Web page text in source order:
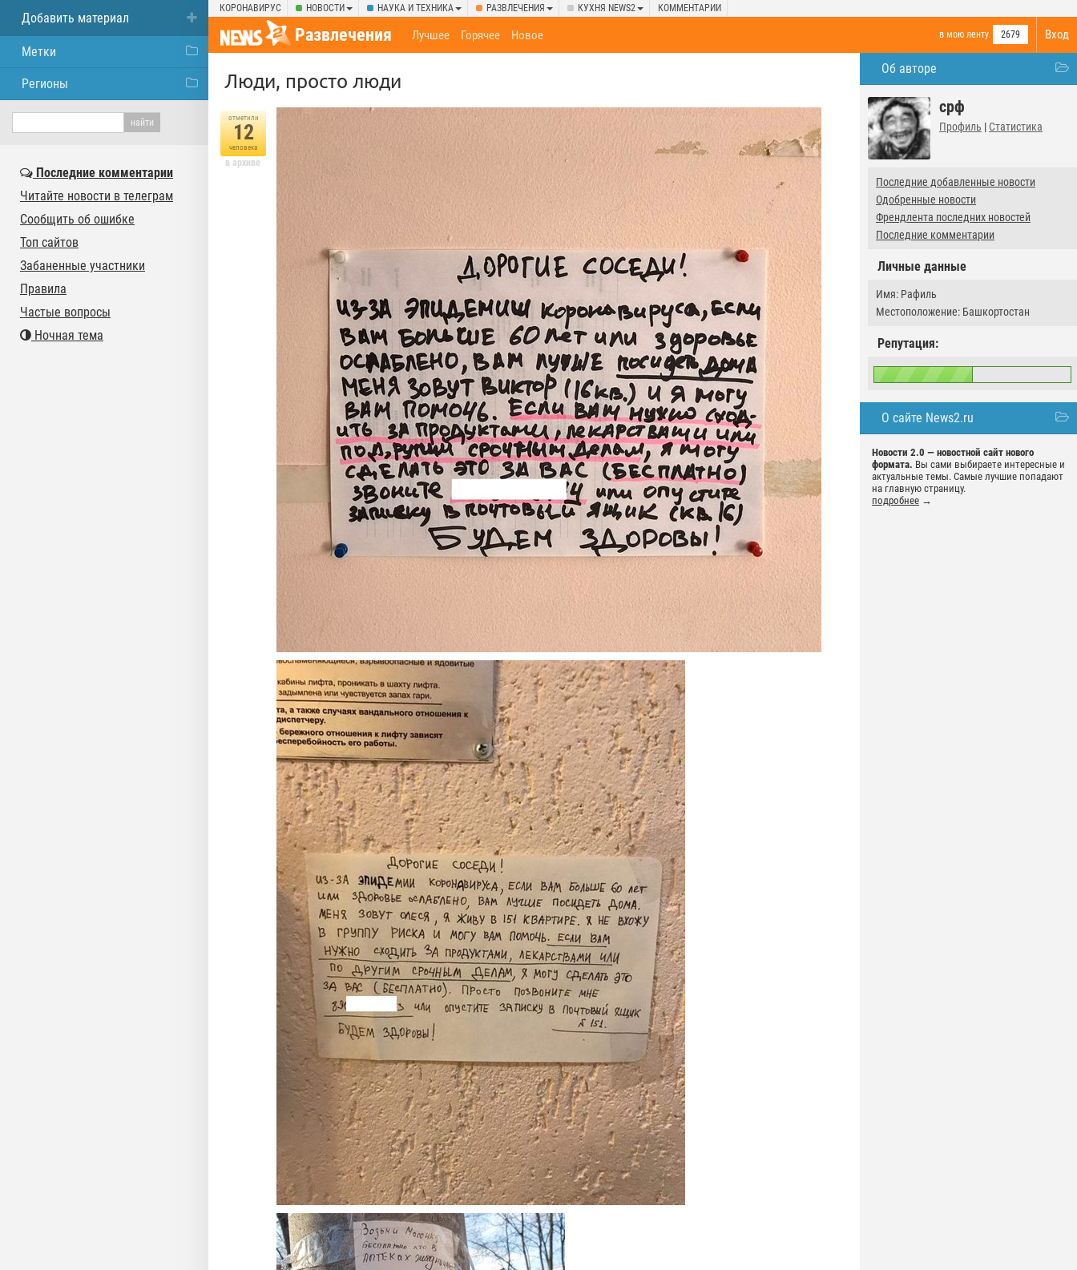
КОРОНАВИРУС НОВОСТИ НАУКА И ТЕХНИКА РАЗВЛЕЧЕНИЯ КУХНЯ NEWS2 КОММЕНТАРИИ
Вход
Развлечения в мою ленту 2679
Лучшее Горячее Новое
Об авторе
срф
Профиль | Статистика
Последние добавленные новости
Одобренные новости
Френдлента последних новостей
Последние комментарии
Личные данные
Имя: Рафиль
Местоположение: Башкортостан
Репутация:
О сайте News2.ru
Новости 2.0 — новостной сайт нового
формата. Вы сами выбираете интересные и
актуальные темы. Самые лучшие попадают
на главную страницу.
подробнее →
Люди, просто люди
отметили
12
человека
в архиве
Добавить материал
Метки
Регионы
Последние комментарии
Читайте новости в телеграм
Сообщить об ошибке
Топ сайтов
Забаненные участники
Правила
Частые вопросы
Ночная тема